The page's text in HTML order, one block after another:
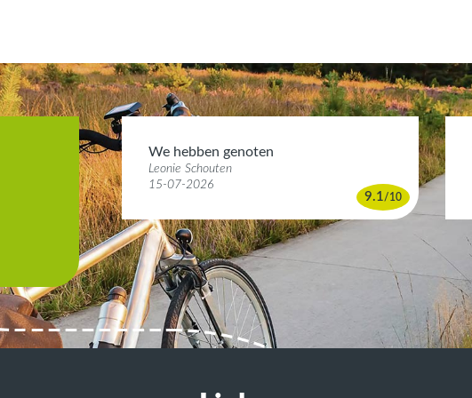
We hebben genoten
Leonie Schouten
15-07-2026
9.1/10